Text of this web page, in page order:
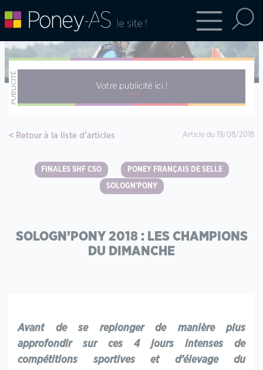
Retour à la liste d'articles Article du 19/08/2018
FINALES SHF CSO PONEY FRANÇAIS DE SELLE
SOLOGN'PONY
SOLOGN’PONY 2018 : LES CHAMPIONS
DU DIMANCHE
Avant de se replonger de manière plus
approfondir sur ces 4 jours intenses de
compétitions sportives et d’élevage du